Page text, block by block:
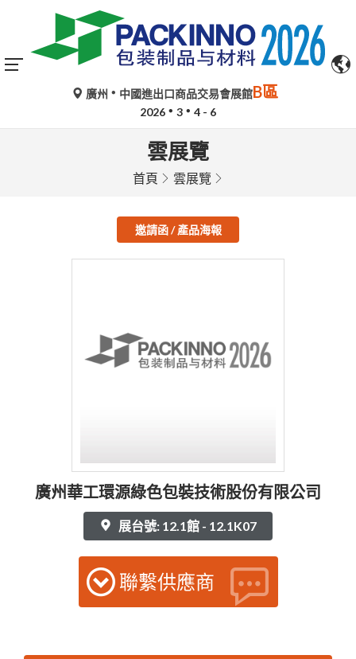
廣州 中國進出口商品交易會展館B區
2026 3 4 - 6
雲展覽
首頁 雲展覽
邀請函 / 產品海報
廣州華工環源綠色包裝技術股份有限公司
展台號: 12.1館 - 12.1K07
聯繫供應商